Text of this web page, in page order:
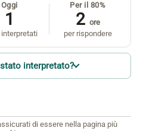
Oggi
1
Per il 80%
2 ore
per rispondere
interpretato?
di essere nella pagina più